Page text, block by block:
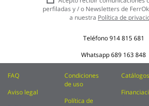
boletín
de
perfiladas y / o Newsletters de
a nuestra Política de
Teléfono914 815 681
Whatsapp689 163 848
FAQ
Aviso legal
Condiciones
de uso
Política de
Catálogos